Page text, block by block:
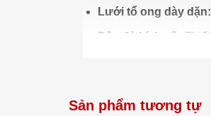
Lưới tổ ong dày dặn:
Đầy đủ kích cỡ:
Phân loại sản
Sản phẩm tương tự